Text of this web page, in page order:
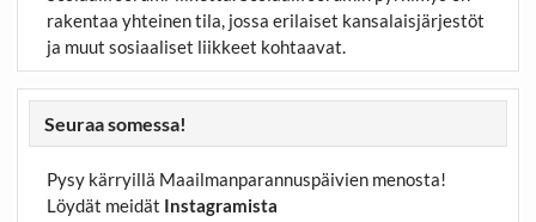
rakentaa yhteinen tila, jossa erilaiset kansalaisjärjestöt
ja muut sosiaaliset liikkeet kohtaavat.
Seuraa somessa!
Pysy kärryillä Maailmanparannuspäivien menosta!
Löydät meidät Instagramista